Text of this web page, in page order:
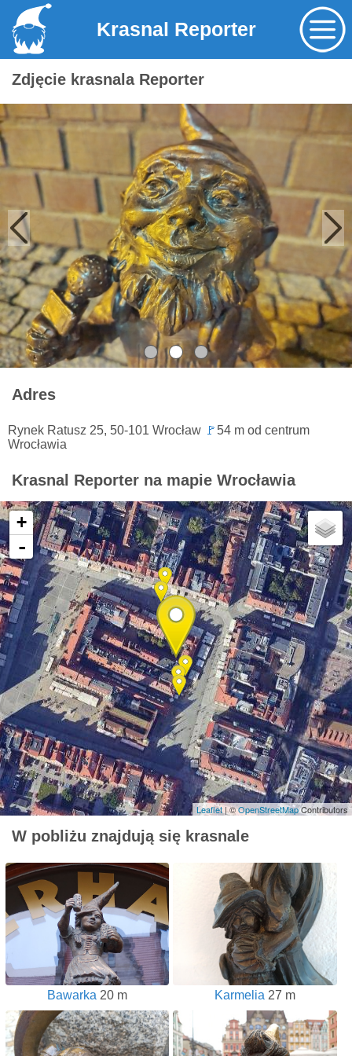
Krasnal Reporter
Zdjęcie krasnala Reporter
Adres
Rynek Ratusz 25, 50-101 Wrocław 🚩 54 m od centrum
Wrocławia
Krasnal Reporter na mapie Wrocławia
+
-
Leaflet| ©OpenStreetMapContributors
W pobliżu znajdują się krasnale
Bawarka 20 m Karmelia 27 m